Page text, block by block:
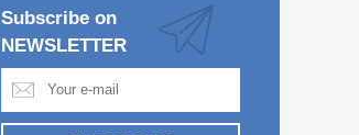
Subscribe on
NEWSLETTER